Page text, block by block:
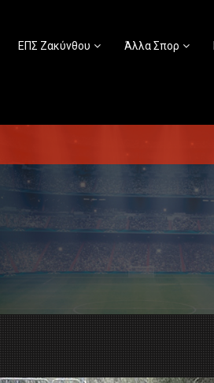
ΕΠΣ Ζακύνθου Άλλα Σπορ